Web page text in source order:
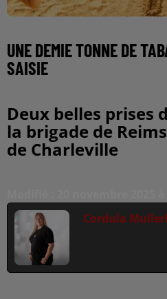
UNE DEMIE TONNE DE
SAISIE
Deux belles prises
la brigade de
de Charleville
Cordula